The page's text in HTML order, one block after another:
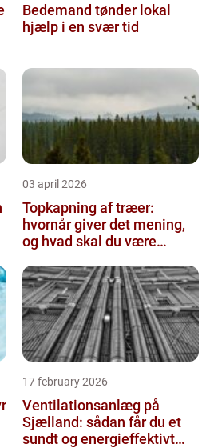
Bedemand tønder lokal
hjælp i en svær tid
03 april 2026
Topkapning af træer:
hvornår giver det mening,
og hvad skal du være
17 february 2026
Ventilationsanlæg på
Sjælland: sådan får du et
sundt og energieffektivt